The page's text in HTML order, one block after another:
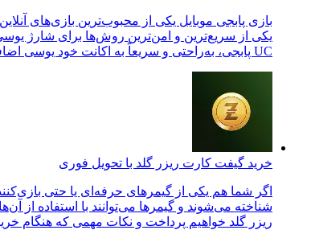
بازی پابجی موبایل یکی از محبوب‌ترین بازی‌های
یکی از سریع‌ترین و امن‌ترین روش‌ها برای شارژ
UC پابجی، به‌راحتی و سریعاً به اکانت خود یوسی اضافه کرده
خرید گیفت کارت ریزر گلد با تحویل فوری
اگر شما هم یکی از گیمرهای حرفه‌ای یا حتی
شناخته می‌شوند و گیمرها می‌توانند با استفاده از
ریزر گلد خواهیم پرداخت و نکات مهمی که هنگام